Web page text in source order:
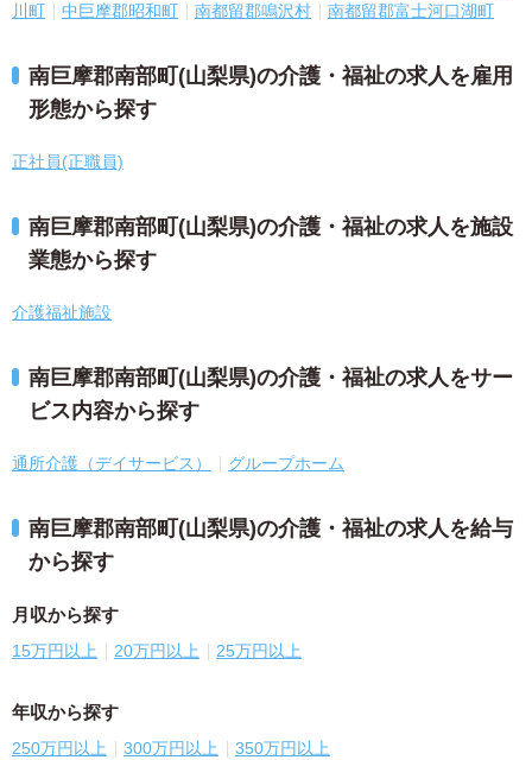
川町
中巨摩郡昭和町 南都留郡鳴沢村 南都留郡富士河口湖町
南巨摩郡南部町(山梨県)の介護・福祉の求人を雇用
形態から探す
正社員(正職員)
南巨摩郡南部町(山梨県)の介護・福祉の求人を施設
業態から探す
介護福祉施設
南巨摩郡南部町(山梨県)の介護・福祉の求人をサー
ビス内容から探す
通所介護（デイサービス） グループホーム
南巨摩郡南部町(山梨県)の介護・福祉の求人を給与
から探す
月収から探す
15万円以上 20万円以上 25万円以上
年収から探す
250万円以上 300万円以上 350万円以上